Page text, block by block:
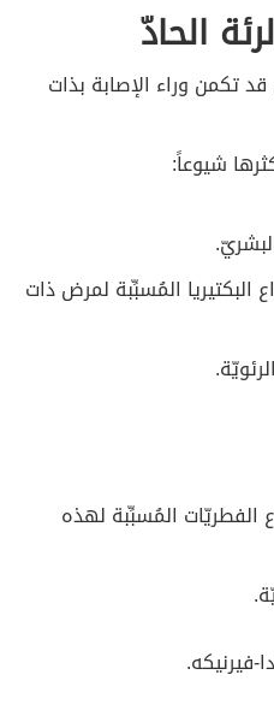
الحادّ
تكمن وراء الإصابة بذات
شيوعاً:
البكتيريا المُسبِّبة لمرض ذات
الفطريّات المُسبِّبة لهذه
فيرنيكه.